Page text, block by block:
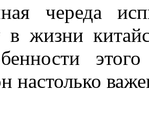
череда
в жизни
настолько